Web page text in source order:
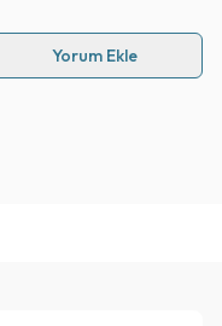
Yorum Ekle